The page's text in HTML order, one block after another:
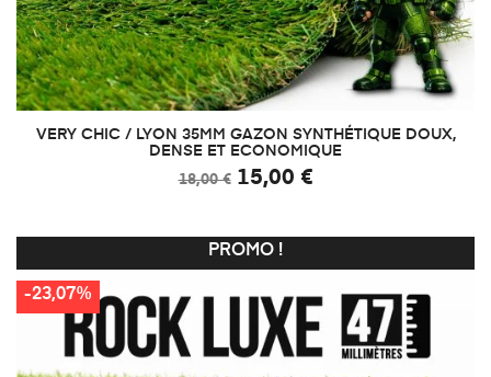
VERY CHIC / LYON 35MM GAZON SYNTHÉTIQUE DOUX,
DENSE ET ECONOMIQUE
18,00 € 15,00 €
PROMO !
-23,07%